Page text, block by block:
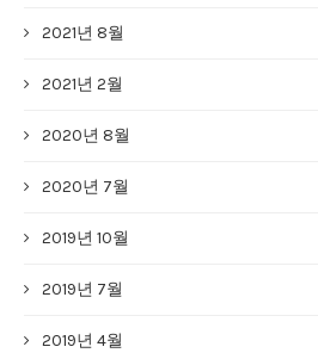
2021년 8월
2021년 2월
2020년 8월
2020년 7월
2019년 10월
2019년 7월
2019년 4월